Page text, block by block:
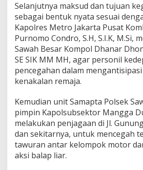
Selanjutnya maksud dan tujuan
sebagai bentuk nyata sesuai
Kapolres Metro Jakarta Pusat
Purnomo Condro, S.H, S.I.K, M.Si,
Sawah Besar Kompol Dhanar
SE SIK MM MH, agar personil
pencegahan dalam
kenakalan remaja.
Kemudian unit Samapta Polsek
pimpin Kapolsubsektor Mangga
melakukan penjagaan di Jl.
dan sekitarnya, untuk mencegah
tawuran antar kelompok motor
aksi balap liar.